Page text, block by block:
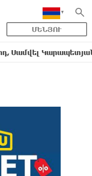
ՄԵՆՅՈՒ
Կարապետյանի,